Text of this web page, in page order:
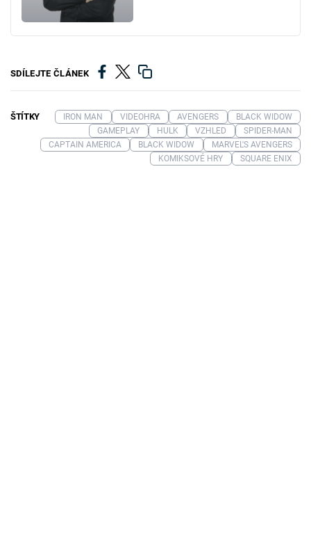
SDÍLEJTE ČLÁNEK
ŠTÍTKY IRON MAN VIDEOHRA AVENGERS
BLACK WIDOW
GAMEPLAY
HULK VZHLED
SPIDER-MAN
CAPTAIN AMERICA
BLACK WIDOW
MARVEL'S AVENGERS
KOMIKSOVÉ HRY
SQUARE ENIX